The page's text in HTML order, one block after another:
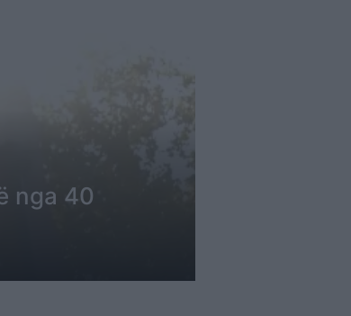
nga 40